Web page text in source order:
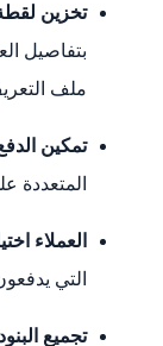
تخزين
بتفاصيل
ملف
تمكين
المتعددة
العملاء
التي
تجميع